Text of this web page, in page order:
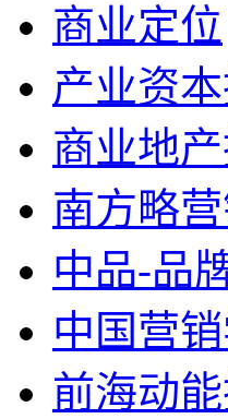
商业定位
产业资
商业地
南方略
中品-品
中国营
前海动